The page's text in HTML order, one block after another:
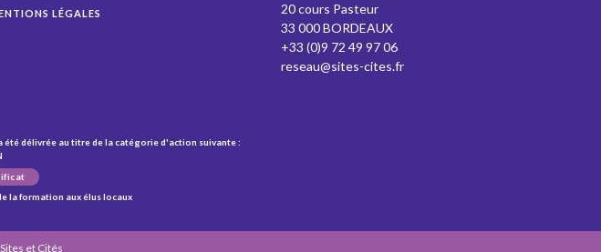
LÉGALES
20 cours Pasteur
33 000 BORDEAUX
+33 (0)9 72 49 97 06
reseau@sites-cites.fr
été délivrée au titre de la catégorie d'action suivante :
la formation aux élus locaux
et Cités